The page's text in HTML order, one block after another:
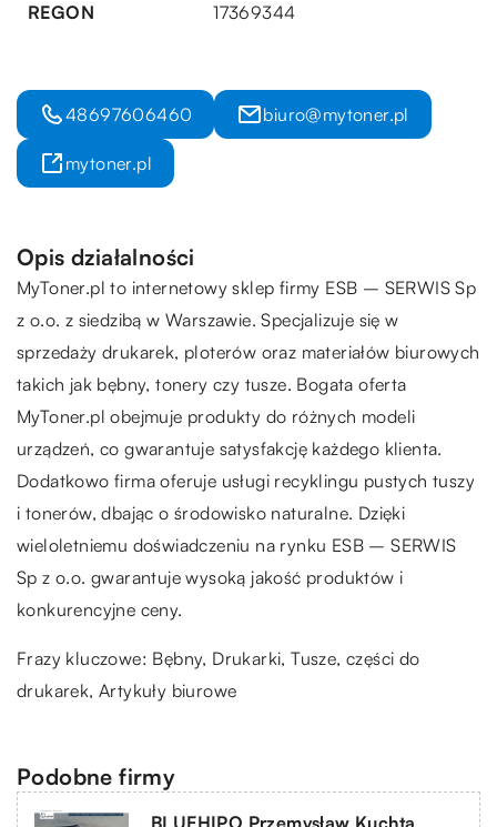
REGON 17369344
48697606460 biuro@mytoner.pl
mytoner.pl
Opis działalności
MyToner.pl to internetowy sklep firmy ESB – SERWIS Sp
z o.o. z siedzibą w Warszawie. Specjalizuje się w
sprzedaży drukarek, ploterów oraz materiałów biurowych
takich jak bębny, tonery czy tusze. Bogata oferta
MyToner.pl obejmuje produkty do różnych modeli
urządzeń, co gwarantuje satysfakcję każdego klienta.
Dodatkowo firma oferuje usługi recyklingu pustych tuszy
i tonerów, dbając o środowisko naturalne. Dzięki
wieloletniemu doświadczeniu na rynku ESB – SERWIS
Sp z o.o. gwarantuje wysoką jakość produktów i
konkurencyjne ceny.
Frazy kluczowe: Bębny, Drukarki, Tusze, części do
drukarek, Artykuły biurowe
Podobne firmy
BLUEHIPO Przemysław Kuchta